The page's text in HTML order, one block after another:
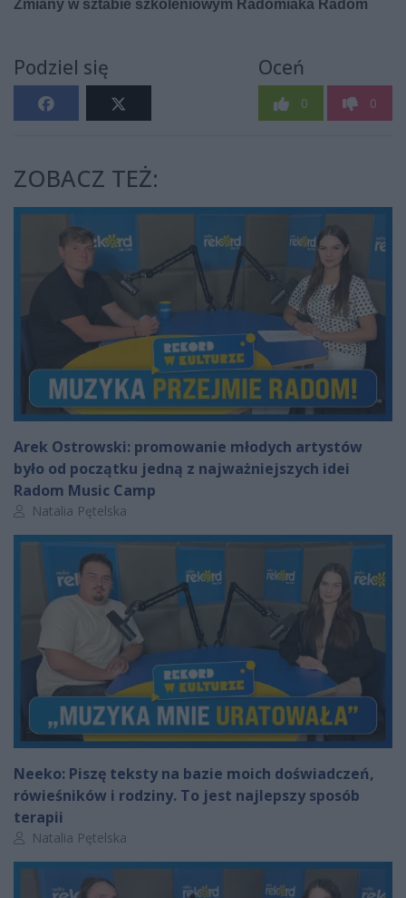
Podziel się Oceń
0 0
ZOBACZ TEŻ:
Arek Ostrowski: promowanie młodych artystów
było od początku jedną z najważniejszych idei
Radom Music Camp
Autor artykułu:
Natalia Pętelska
Neeko: Piszę teksty na bazie moich doświadczeń,
rówieśników i rodziny. To jest najlepszy sposób
terapii
Autor artykułu:
Natalia Pętelska